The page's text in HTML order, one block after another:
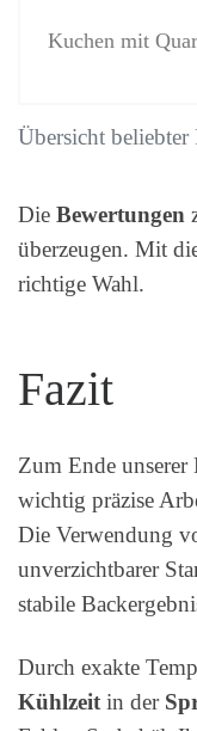
Übersicht
Kuchen mit
Die Bewertungen
überzeugen. Mit
richtige Wahl.
Fazit
Zum Ende
wichtig präzise
Die Verwendung
unverzichtbarer
stabile
Durch exakte
Kühlzeit in der